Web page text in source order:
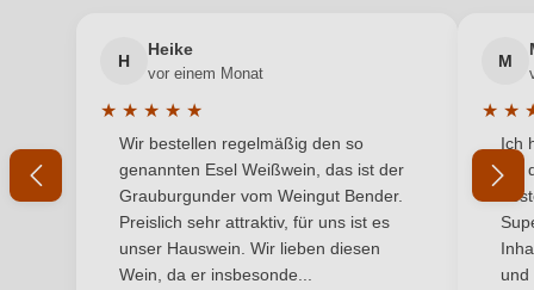
Jahrgang 2024
Land Spanien
Antipasti, Käse, Reisgerichte
Ihre E-Mail-Adresse
Ihr Passwort
Ich habe mein Passwort vergessen
H
Heike
vor einem Monat
★ ★ ★ ★ ★
Durchschnittliche Bewertung von 5 von 5 Sternen
Wir bestellen regelmäßig den so
genannten Esel Weißwein, das ist der
Grauburgunder vom Weingut Bender.
Preislich sehr attraktiv, für uns ist es
unser Hauswein. Wir lieben diesen
Wein, da er insbesonde...
M
★ ★
Ich
mit
und